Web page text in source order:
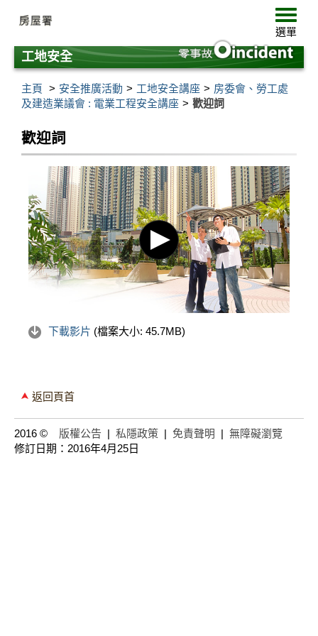
要
內
選
單
選單
工地安全
主頁 安全推廣活動 工地安全講座
房委會、勞工處
及建造業議會 : 電業工程安全講座
歡迎詞
歡迎詞
下載影片 (檔案大小: 45.7MB)
返回頁首
2016 © 版權公告 | 私隱政策 | 免責聲明 | 無障礙瀏覽
修訂日期：2016年4月25日